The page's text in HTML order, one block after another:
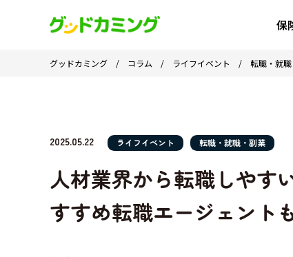
保
グッドカミング / コラム / ライフイベント / 転職・就
2025.05.22 ライフイベント 転職・就職・副業
人材業界から転職しやす
すすめ転職エージェント